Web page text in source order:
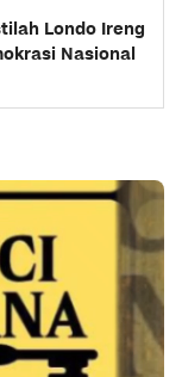
Londo Ireng
Nasional